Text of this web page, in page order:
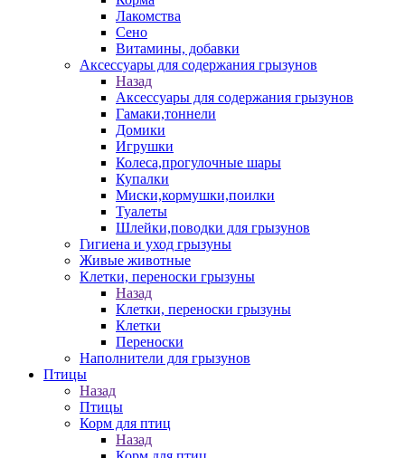
Лакомства
Сено
Витамины, добавки
Аксессуары для содержания грызунов
Назад
Аксессуары для содержания грызунов
Гамаки,тоннели
Домики
Игрушки
Колеса,прогулочные шары
Купалки
Миски,кормушки,поилки
Туалеты
Шлейки,поводки для грызунов
Гигиена и уход грызуны
Живые животные
Клетки, переноски грызуны
Назад
Клетки, переноски грызуны
Клетки
Переноски
Наполнители для грызунов
Птицы
Назад
Птицы
Корм для птиц
Назад